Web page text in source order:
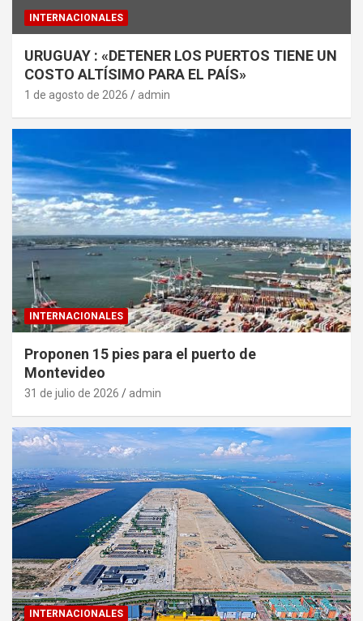
INTERNACIONALES
URUGUAY : «DETENER LOS PUERTOS TIENE UN
COSTO ALTÍSIMO PARA EL PAÍS»
1 de agosto de 2026 admin
INTERNACIONALES
Proponen 15 pies para el puerto de
Montevideo
31 de julio de 2026 admin
INTERNACIONALES